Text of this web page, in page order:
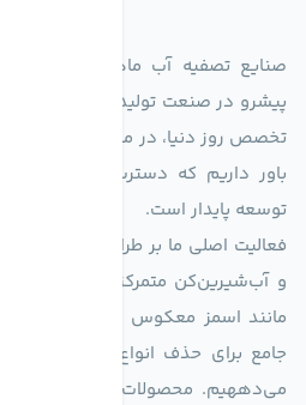
پیشرو در صنعت تولید تجهیزات
تخصص روز دنیا، در مسیر تأمین آب
باور داریم که دسترسی به آب
توسعه پایدار است.
فعالیت اصلی ما بر طراحی و تولید
و آب‌شیرین‌کن متمرکز است. ما با
جامع برای حذف انواع آلاینده‌ها،
می‌دههیم. محصولات ما برای مصارف